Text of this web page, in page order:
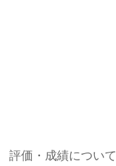
評価・成績について